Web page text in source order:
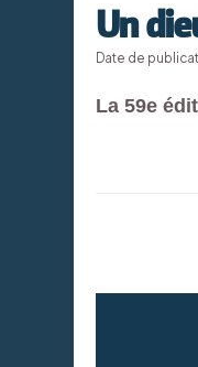
Un
Date de
La 59e